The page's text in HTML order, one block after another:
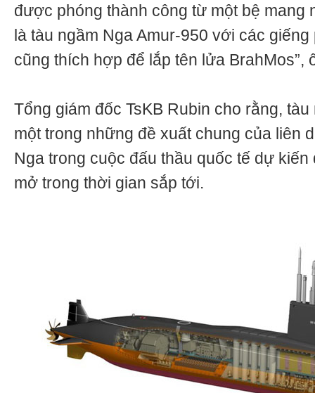
được phóng thành công từ một bệ mang
là tàu ngầm Nga Amur-950 với các
cũng thích hợp để lắp tên lửa BrahMos”,
Tổng giám đốc TsKB Rubin cho rằng,
một trong những đề xuất chung của liên
Nga trong cuộc đấu thầu quốc tế dự
mở trong thời gian sắp tới.